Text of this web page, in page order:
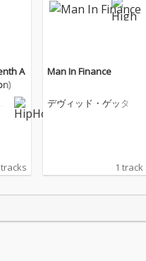
A
Man In Finance
デヴィッド・ゲッタ
1 track